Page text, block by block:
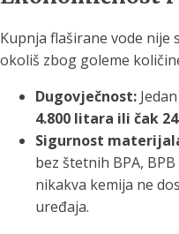
Kupnja flaširane vode nije
okoliš zbog goleme
Dugovječnost:
4.800 litara ili čak
Sigurnost
bez štetnih BPA,
nikakva kemija ne
uređaja.